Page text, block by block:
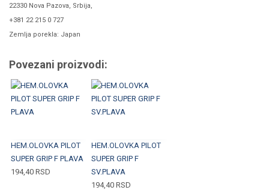
22330 Nova Pazova, Srbija,
+381 22 215 0 727
Zemlja porekla: Japan
Povezani proizvodi:
HEM.OLOVKA PILOT
SUPER GRIP F PLAVA
194,40 RSD
HEM.OLOVKA PILOT
SUPER GRIP F
SV.PLAVA
194,40RSD